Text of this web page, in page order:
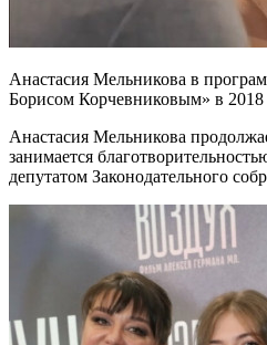
Анастасия Мельникова в
Борисом Корчевниковым» в 2018
Анастасия Мельникова
занимается
депутатом Законодательного